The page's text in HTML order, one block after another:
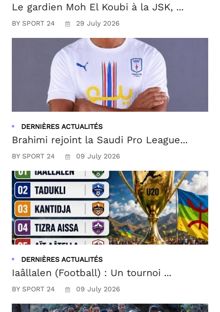
Le gardien Moh El Koubi à la JSK, ...
BY SPORT 24 29 July 2026
DERNIÈRES ACTUALITÉS
Brahimi rejoint la Saudi Pro League...
BY SPORT 24 09 July 2026
DERNIÈRES ACTUALITÉS
Iaâllalen (Football) : Un tournoi ...
BY SPORT 24 09 July 2026